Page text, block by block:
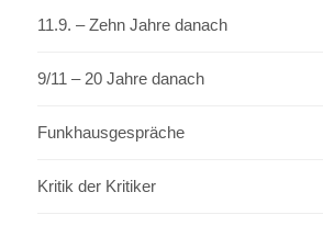
11.9. – Zehn Jahre danach
9/11 – 20 Jahre danach
Funkhausgespräche
Kritik der Kritiker